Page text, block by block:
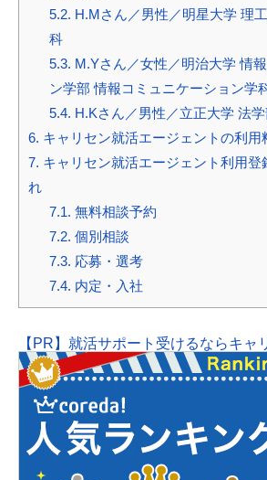
5.2. H.Mさん／男性／明星大学 理
科
5.3. M.Yさん／女性／明治大学 情
ン学部 情報コミュニケーション学
5.4. H.Kさん／男性／立正大学 法
6. キャリセン就活エージェントの利用
7. キャリセン就活エージェント利用登
れ
7.1. 無料相談予約
7.2. 個別相談
7.3. 応募・選考
7.4. 内定・入社
【PR】就活サポート受けるならキャ